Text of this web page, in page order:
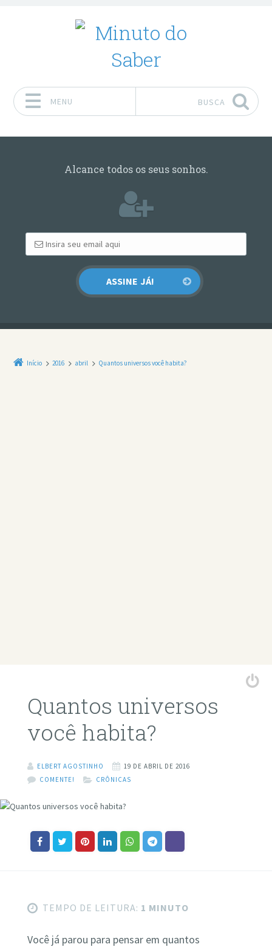
MENU BUSCA
Alcance todos os seus sonhos.
Início 2016 abril Quantos universos você habita?
Quantos universos
você habita?
ELBERT AGOSTINHO
19 DE ABRIL DE 2016
COMENTE!
CRÔNICAS
TEMPO DE LEITURA: 1 MINUTO
Você já parou para pensar em quantos